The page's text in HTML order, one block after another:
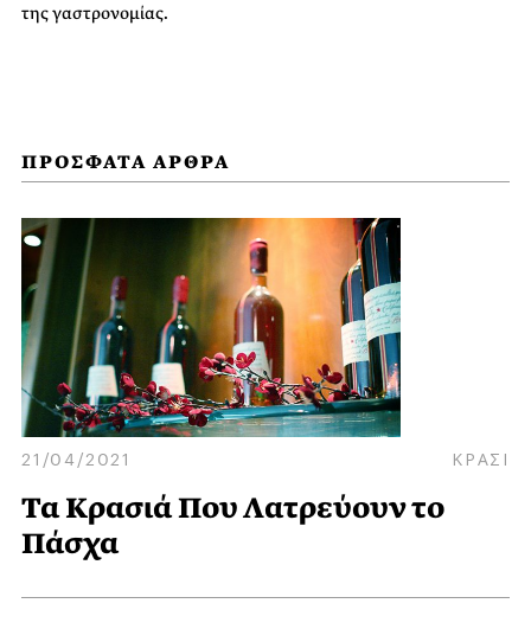
της γαστρονομίας.
ΠΡΟΣΦΑΤΑ ΑΡΘΡΑ
21/04/2021 ΚΡΑΣΙ
Τα Κρασιά Που Λατρεύουν το
Πάσχα